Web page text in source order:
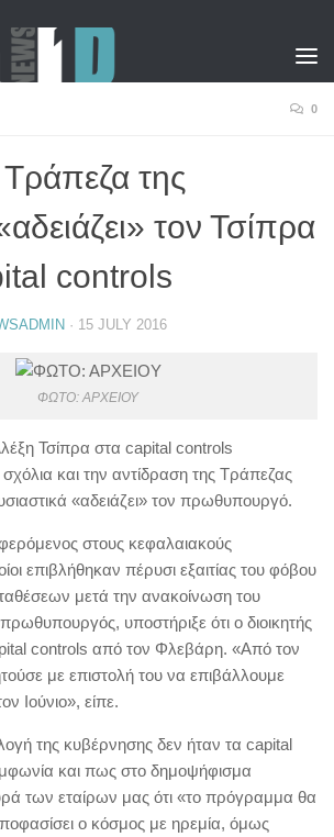
0
της
τον Τσίπρα
controls
· 15 JULY 2016
ΦΩΤΟ: ΑΡΧΕΙΟΥ
Τσίπρα στα capital controls
και την αντίδραση της Τράπεζας
«αδειάζει» τον πρωθυπουργό.
στους κεφαλαιακούς
επιβλήθηκαν πέρυσι εξαιτίας του φόβου
μετά την ανακοίνωση του
υποστήριξε ότι ο διοικητής
controls από τον Φλεβάρη. «Από τον
με επιστολή του να επιβάλλουμε
Ιούνιο», είπε.
της κυβέρνησης δεν ήταν τα capital
και πως στο δημοψήφισμα
των εταίρων μας ότι «το πρόγραμμα θα
ο κόσμος με ηρεμία, όμως